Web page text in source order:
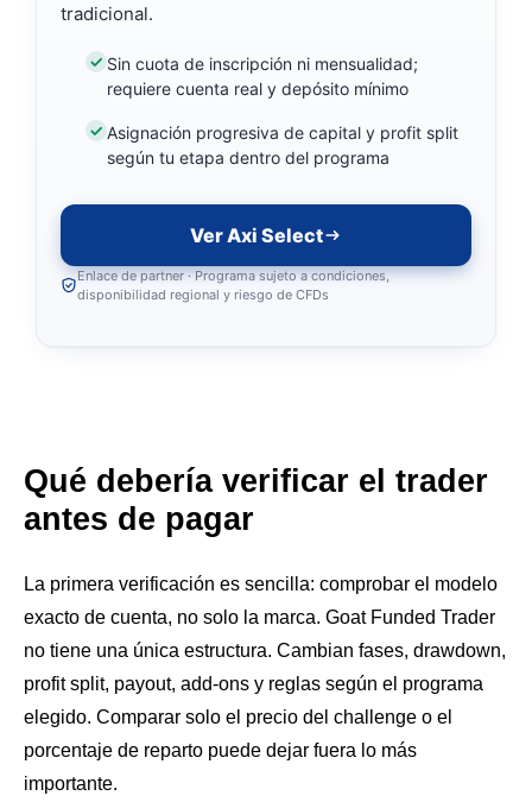
tradicional.
Sin cuota de inscripción ni mensualidad;
requiere cuenta real y depósito mínimo
Asignación progresiva de capital y profit split
según tu etapa dentro del programa
Ver Axi Select
Enlace de partner · Programa sujeto a condiciones,
disponibilidad regional y riesgo de CFDs
Qué debería verificar el trader
antes de pagar
La primera verificación es sencilla: comprobar el modelo
exacto de cuenta, no solo la marca. Goat Funded Trader
no tiene una única estructura. Cambian fases, drawdown,
profit split, payout, add-ons y reglas según el programa
elegido. Comparar solo el precio del challenge o el
porcentaje de reparto puede dejar fuera lo más
importante.